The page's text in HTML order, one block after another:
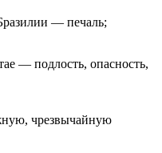
— печаль;
— подлость, опасность,
чрезвычайную